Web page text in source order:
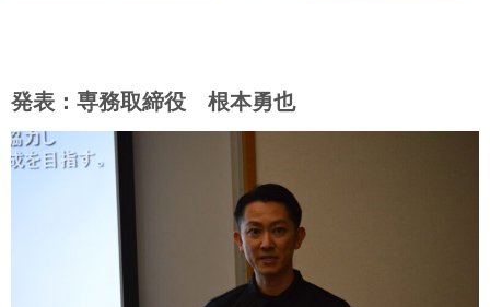
発表：専務取締役 根本勇也